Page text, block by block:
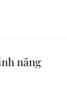
năng